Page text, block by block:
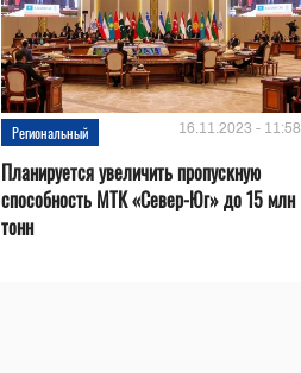
Региональный 16.11.2023 - 11:58
Планируется увеличить пропускную
способность МТК «Север-Юг» до 15 млн
тонн